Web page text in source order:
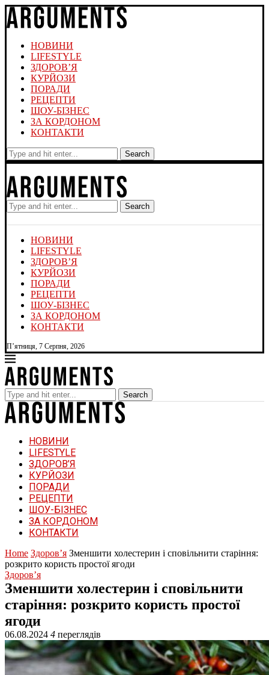
НОВИНИ
LIFESTYLE
ЗДОРОВ’Я
КУРЙОЗИ
ПОРАДИ
РЕЦЕПТИ
ШОУ-БІЗНЕС
ЗА КОРДОНОМ
КОНТАКТИ
Search
Search
НОВИНИ
LIFESTYLE
ЗДОРОВ’Я
КУРЙОЗИ
ПОРАДИ
РЕЦЕПТИ
ШОУ-БІЗНЕС
ЗА КОРДОНОМ
КОНТАКТИ
П’ятниця, 7 Серпня, 2026
Search
НОВИНИ
LIFESTYLE
ЗДОРОВ’Я
КУРЙОЗИ
ПОРАДИ
РЕЦЕПТИ
ШОУ-БІЗНЕС
ЗА КОРДОНОМ
КОНТАКТИ
Home Здоров’я Зменшити холестерин і сповільнити старіння:
розкрито користь простої ягоди
Здоров’я
Зменшити холестерин і сповільнити
старіння: розкрито користь простої
ягоди
06.08.2024 4 переглядів